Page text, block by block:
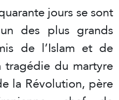
jours se sont
des plus grands
de l’Islam et de
tragédie du martyre
la Révolution, père